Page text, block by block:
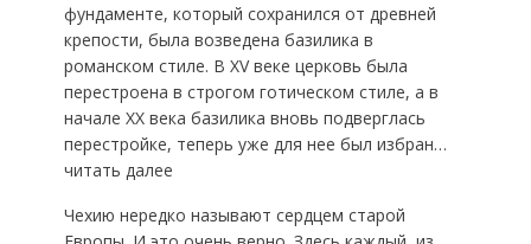
фундаменте, который сохранился от древней
крепости, была возведена базилика в
романском стиле. В XV веке церковь была
перестроена в строгом готическом стиле, а в
начале XX века базилика вновь подверглась
перестройке, теперь уже для нее был избран…
читать далее
Чехию нередко называют сердцем старой